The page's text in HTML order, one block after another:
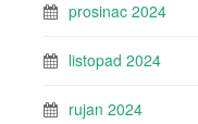
prosinac 2024
listopad 2024
rujan 2024